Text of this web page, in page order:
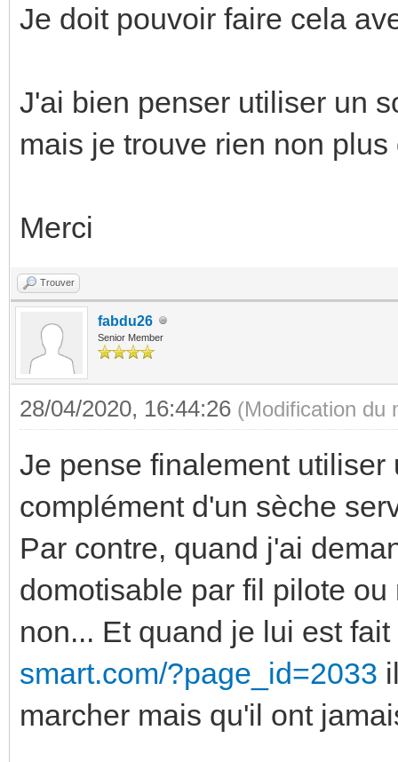
Je doit pouvoir faire cela
J'ai bien penser utiliser un
mais je trouve rien non
Merci
Trouver
fabdu26
Senior Member
28/04/2020, 16:44:26 (Modification du
Je pense finalement
complément d'un sèche
Par contre, quand j'ai
domotisable par fil pilote
non... Et quand je lui est
smart.com/?page_id=2033
marcher mais qu'il ont